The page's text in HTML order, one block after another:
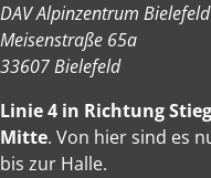
DAV Alpinzentrum Bielefeld
Meisenstraße 65a
33607 Bielefeld
Linie 4 in Richtung
Mitte. Von hier sind es
bis zur Halle.